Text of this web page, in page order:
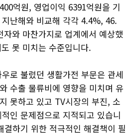
억원, 영업이익 6391억원을 기
난해와 비교해 각각 4.4%, 46.
와 마찬가지로 업계에서 예상했
못 미치는 수준입니다.
로 불렸던 생활가전 부문은 관세
수출 물류비에 영향을 미치며 유
못하고 있고 TV시장의 부진, 소
인 문제점으로 지적되고 있습니
결하기 위한 적극적인 해결책이 필